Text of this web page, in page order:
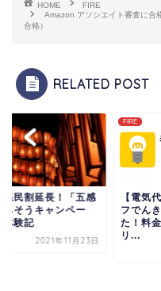
HOME
FIRE
Amazon アソシエイト審査に合
合格）
RELATED POST
気代の節約】ミライ
んきに乗り換えてみ
料金、節約額、メ
FIRE
【格安
ル(nuro
ン...